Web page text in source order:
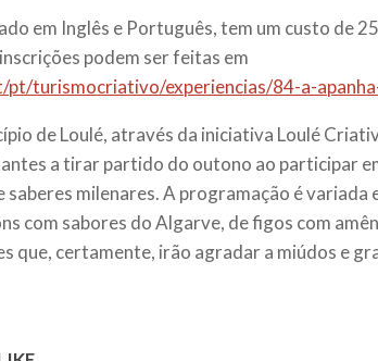
em Inglês e Português, tem um custo de
podem ser feitas em
turismocriativo/experiencias/84-a-
de Loulé, através da iniciativa Loulé
a tirar partido do outono ao participar
milenares. A programação é variada
com sabores do Algarve, de figos com
que, certamente, irão agradar a miúdos e